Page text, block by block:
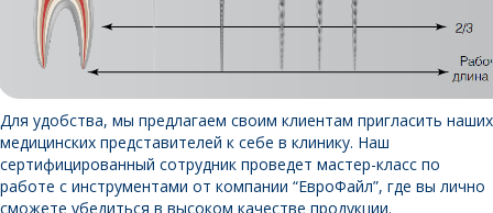
Для удобства, мы предлагаем своим клиентам пригласить наших
медицинских представителей к себе в клинику. Наш
сертифицированный сотрудник проведет мастер-класс по
работе с инструментами от компании “ЕвроФайл”, где вы лично
сможете убедиться в высоком качестве продукции.